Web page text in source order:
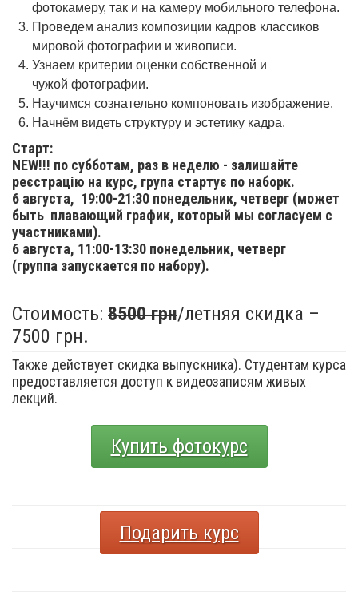
фотокамеру, так и на камеру мобильного телефона.
Проведем анализ композиции кадров классиков
мировой фотографии и живописи.
Узнаем критерии оценки собственной и
чужой фотографии.
Научимся сознательно компоновать изображение.
Начнём видеть структуру и эстетику кадра.
Старт:
NEW!!! по субботам, раз в неделю - залишайте
реєстрацію на курс, група стартує по наборк.
6 августа, 19:00-21:30 понедельник, четверг (может
быть плавающий график, который мы согласуем с
участниками).
6 августа, 11:00-13:30 понедельник, четверг
(группа запускается по набору).
Стоимость: 8500 грн/летняя скидка –
7500 грн.
Также действует скидка выпускника). Студентам курса
предоставляется доступ к видеозаписям живых
лекций.
Купить фотокурс
Подарить курс